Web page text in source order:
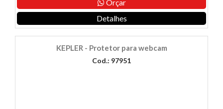
Orçar
Detalhes
KEPLER - Protetor para webcam
Cod.: 97951